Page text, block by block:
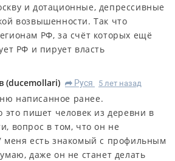
и дотационные, депрессивные
возвышенности. Так что
РФ, за счёт которых ещё
РФ и пирует власть
(ducemollari) R Руся 5 лет назад
написанное ранее.
это пишет человек из деревни в
вопрос в том, что он не
меня есть знакомый с профильным
даже он не станет делать